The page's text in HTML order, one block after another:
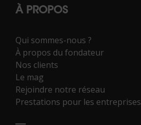
À PROPOS
Qui sommes-nous ?
À propos du fondateur
Nos clients
Le mag
Rejoindre notre réseau
Prestations pour les entreprises